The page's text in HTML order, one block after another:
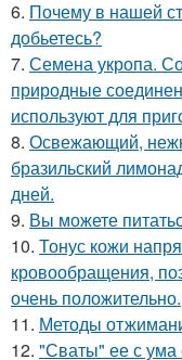
6. Почему в нашей
добьетесь?
7. Семена укропа.
природные
используют для
8. Освежающий,
бразильский
дней.
9. Вы можете
10. Тонус кожи
кровообращения,
очень положительно.
11. Методы
12. "Сваты" ее с ума